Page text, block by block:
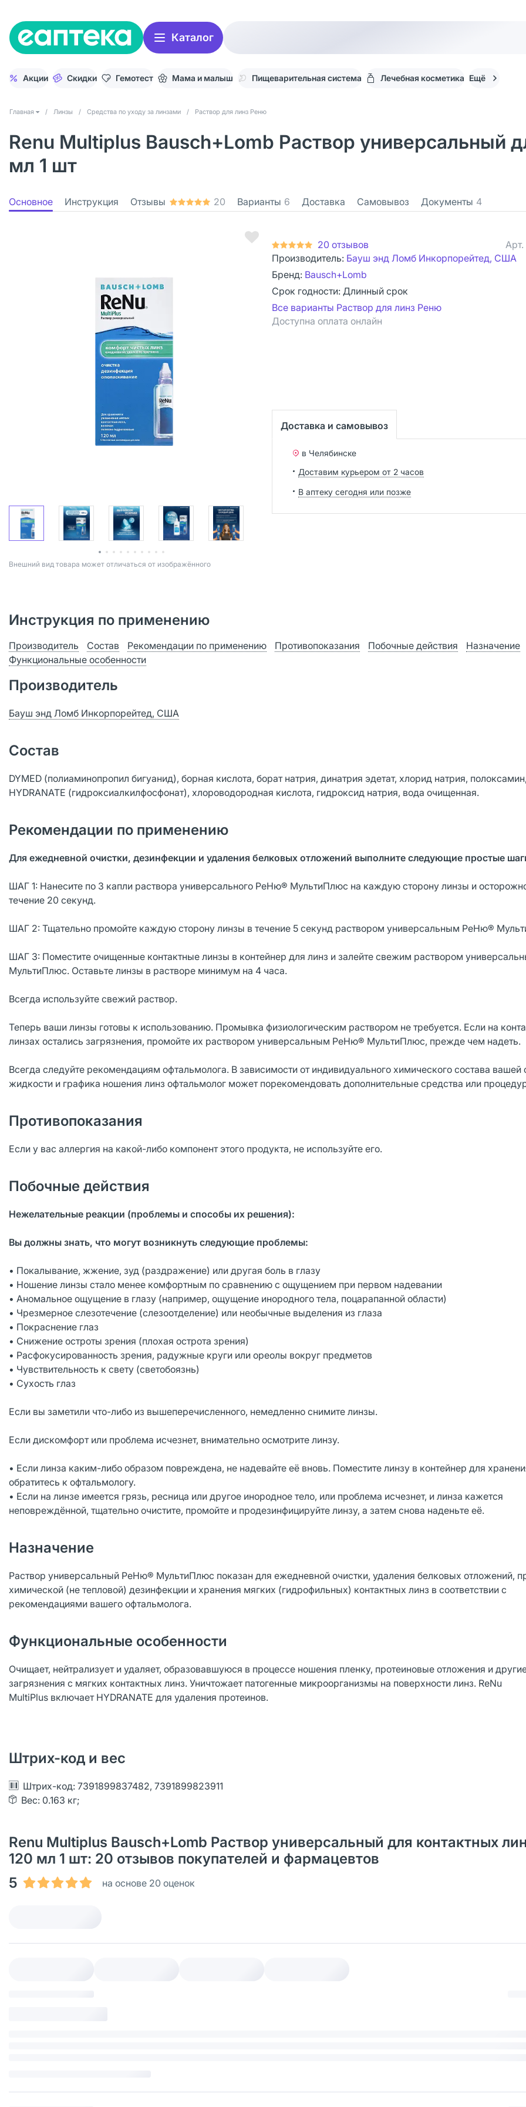
Каталог
Акции Скидки Гемотест Мама и малыш Пищеварительная система Лечебная косметика Ещё
Главная / Линзы / Средства по уходу за линзами / Раствор для линз Реню
Renu Multiplus Bausch+Lomb Раствор универсальный
мл 1 шт
Основное Инструкция Отзывы 20 Варианты 6 Доставка Самовывоз Документы 4
Bнешний вид товара может отличаться от изображённого
20 отзывов Арт.
Производитель: Бауш энд Ломб Инкорпорейтед, США
Бренд: Bausch+Lomb
Срок годности: Длинный срок
Все варианты Раствор для линз Реню
Доступна оплата онлайн
Доставка и самовывоз
в Челябинске
Доставим курьером от 2 часов
В аптеку сегодня или позже
Инструкция по применению
Производитель Состав Рекомендации по применению Противопоказания Побочные действия
Назначение
Функциональные особенности
Производитель
Бауш энд Ломб Инкорпорейтед, США
Состав
DYMED (полиаминопропил бигуанид), борная кислота, борат натрия, динатрия эдетат, хлорид натрия, полоксамин,
HYDRANATE (гидроксиалкилфосфонат), хлороводородная кислота, гидроксид натрия, вода очищенная.
Рекомендации по применению
Для ежедневной очистки, дезинфекции и удаления белковых отложений выполните следующие простые
ШАГ 1: Нанесите по 3 капли раствора универсального РеНю® МультиПлюс на каждую сторону линзы и
течение 20 секунд.
ШАГ 2: Тщательно промойте каждую сторону линзы в течение 5 секунд раствором универсальным РеНю®
ШАГ 3: Поместите очищенные контактные линзы в контейнер для линз и залейте свежим раствором
МультиПлюс. Оставьте линзы в растворе минимум на 4 часа.
Всегда используйте свежий раствор.
Теперь ваши линзы готовы к использованию. Промывка физиологическим раствором не требуется. Если на
линзах остались загрязнения, промойте их раствором универсальным РеНю® МультиПлюс, прежде чем надеть.
Всегда следуйте рекомендациям офтальмолога. В зависимости от индивидуального химического состава вашей
жидкости и графика ношения линз офтальмолог может порекомендовать дополнительные средства или
Противопоказания
Если у вас аллергия на какой-либо компонент этого продукта, не используйте его.
Побочные действия
Нежелательные реакции (проблемы и способы их решения):
Вы должны знать, что могут возникнуть следующие проблемы:
• Покалывание, жжение, зуд (раздражение) или другая боль в глазу
• Ношение линзы стало менее комфортным по сравнению с ощущением при первом надевании
• Аномальное ощущение в глазу (например, ощущение инородного тела, поцарапанной области)
• Чрезмерное слезотечение (слезоотделение) или необычные выделения из глаза
• Покраснение глаз
• Снижение остроты зрения (плохая острота зрения)
• Расфокусированность зрения, радужные круги или ореолы вокруг предметов
• Чувствительность к свету (светобоязнь)
• Сухость глаз
Если вы заметили что-либо из вышеперечисленного, немедленно снимите линзы.
Если дискомфорт или проблема исчезнет, внимательно осмотрите линзу.
• Если линза каким-либо образом повреждена, не надевайте её вновь. Поместите линзу в контейнер для
обратитесь к офтальмологу.
• Если на линзе имеется грязь, ресница или другое инородное тело, или проблема исчезнет, и линза кажется
неповреждённой, тщательно очистите, промойте и продезинфицируйте линзу, а затем снова наденьте её.
Назначение
Раствор универсальный РеНю® МультиПлюс показан для ежедневной очистки, удаления белковых отложений,
химической (не тепловой) дезинфекции и хранения мягких (гидрофильных) контактных линз в соответствии с
рекомендациями вашего офтальмолога.
Функциональные особенности
Очищает, нейтрализует и удаляет, образовавшуюся в процессе ношения пленку, протеиновые отложения и
загрязнения с мягких контактных линз. Уничтожает патогенные микроорганизмы на поверхности линз. ReNu
MultiPlus включает HYDRANATE для удаления протеинов.
Штрих-код и вес
Штрих-код: 7391899837482, 7391899823911
Вес: 0.163 кг;
Renu Multiplus Bausch+Lomb Раствор универсальный для контактных
120 мл 1 шт: 20 отзывов покупателей и фармацевтов
5
на основе 20 оценок